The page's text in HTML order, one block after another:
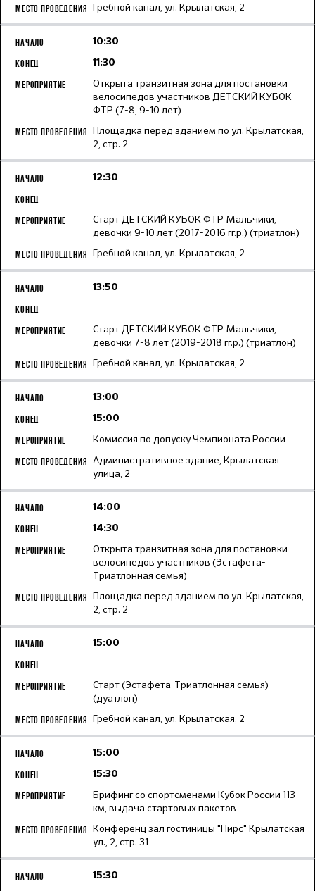
Гребной канал, ул. Крылатская, 2
10:30
11:30
Открыта транзитная зона для постановки
велосипедов участников ДЕТСКИЙ КУБОК
ФТР (7-8, 9-10 лет)
Площадка перед зданием по ул. Крылатская,
2, стр. 2
12:30
Старт ДЕТСКИЙ КУБОК ФТР Мальчики,
девочки 9-10 лет (2017-2016 гг.р.) (триатлон)
Гребной канал, ул. Крылатская, 2
13:50
Старт ДЕТСКИЙ КУБОК ФТР Мальчики,
девочки 7-8 лет (2019-2018 гг.р.) (триатлон)
Гребной канал, ул. Крылатская, 2
13:00
15:00
Комиссия по допуску Чемпионата России
Административное здание, Крылатская
улица, 2
14:00
14:30
Открыта транзитная зона для постановки
велосипедов участников (Эстафета-
Триатлонная семья)
Площадка перед зданием по ул. Крылатская,
2, стр. 2
15:00
Старт (Эстафета-Триатлонная семья)
(дуатлон)
Гребной канал, ул. Крылатская, 2
15:00
15:30
Брифинг со спортсменами Кубок России 113
км, выдача стартовых пакетов
Конференц зал гостиницы "Пирс" Крылатская
ул., 2, стр. 31
15:30